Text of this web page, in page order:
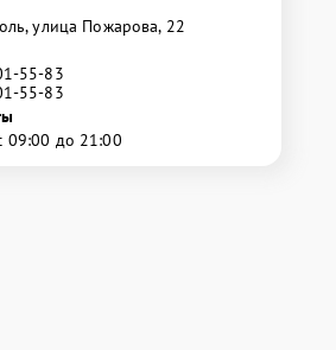
улица Пожарова, 22
55-83
55-83
09:00 до 21:00